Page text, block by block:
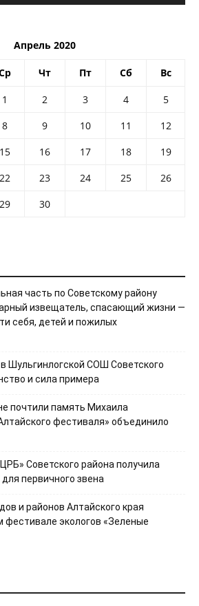
Апрель 2020
Чт Пт Сб Вс
1 2 3 4
5
8 9 10 11
12
15 16 17 18
19
22 23 24 25
26
29
30
часть по Советскому району
извещатель, спасающий жизни —
себя, детей и пожилых
Шульгинлогской СОШ Советского
и сила примера
почтили память Михаила
фестиваля» объединило
Советского района получила
первичного звена
и районов Алтайского края
фестивале экологов «Зеленые